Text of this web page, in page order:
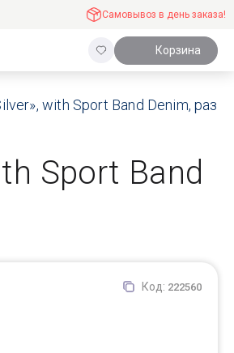
Самовывоз в день заказа!
Корзина
with Sport Band Denim,
Sport Band
Код: 222560